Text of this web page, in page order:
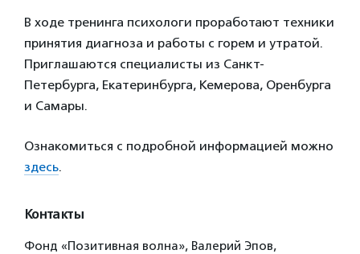
В ходе тренинга психологи проработают техники
принятия диагноза и работы с горем и утратой.
Приглашаются специалисты из Санкт-
Петербурга, Екатеринбурга, Кемерова, Оренбурга
и Самары.
Ознакомиться с подробной информацией можно
здесь.
Контакты
Фонд «Позитивная волна», Валерий Эпов,